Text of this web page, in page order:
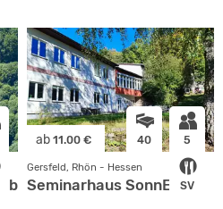
ab 11.00 € 40 5
SV
Gersfeld, Rhön - Hessen
Seminarhaus SonnErden